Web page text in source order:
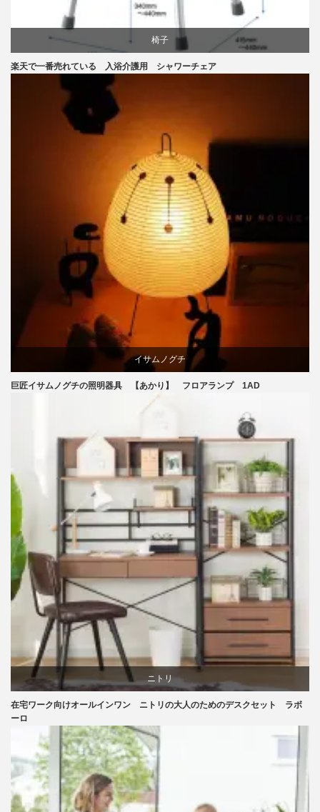
椅子
楽天で一番売れている 入浴介護用 シャワーチェア
イサムノグチ
国産
照明器具
巨匠イサムノグチの照明器具 【あかり】 フロアランプ 1AD
ニトリ
在宅ワーク向けオールインワン ニトリの大人のためのデスクセット ラボ
ーロ